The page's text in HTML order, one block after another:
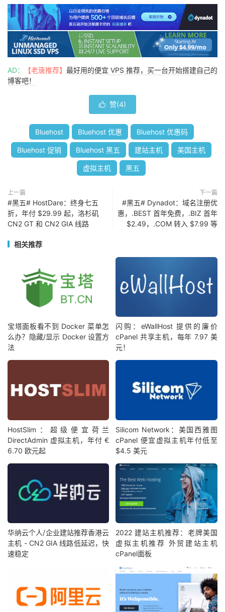
AD： 【老唐推荐】 最好用的便宜 VPS 推荐，买一台开始搭建自己的
博客吧！
 赞(4)
Bluehost Bluehost 优惠 Bluehost 优惠码
Bluehost 促销 Bluehost 黑五 建站主机 美国主机
虚拟主机 黑五
上一篇
#黑五# HostDare：终身七五
折，年付 $29.99 起，洛杉矶
CN2 GT 和 CN2 GIA 线路
下一篇
#黑五# Dynadot：域名注册优
惠，.BEST 首年免费，.BIZ 首年
$2.49，.COM 转入 $7.99 等
相关推荐
宝塔面板看不到 Docker 菜单怎
么办？隐藏/显示 Docker 设置方
法
闪购：eWallHost 提供的廉价
cPanel 共享主机，每年 7.97 美
元！
HostSlim：超级便宜荷兰
DirectAdmin 虚拟主机，年付 €
6.70 欧元起
Silicom Network：美国西雅图
cPanel 便宜虚拟主机年付低至
$4.5 美元
华纳云个人/企业建站推荐香港云
主机 - CN2 GIA 线路低延迟，快
速稳定
2022 建站主机推荐：老牌美国
虚拟主机推荐 外贸建站主机
cPanel面板